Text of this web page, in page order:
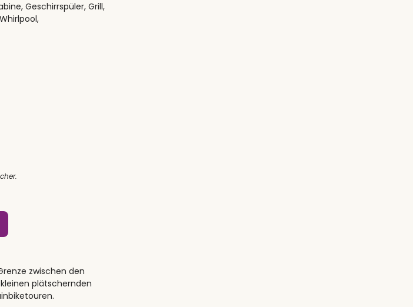
Geschirrspüler, Grill,
zwischen den
plätschernden